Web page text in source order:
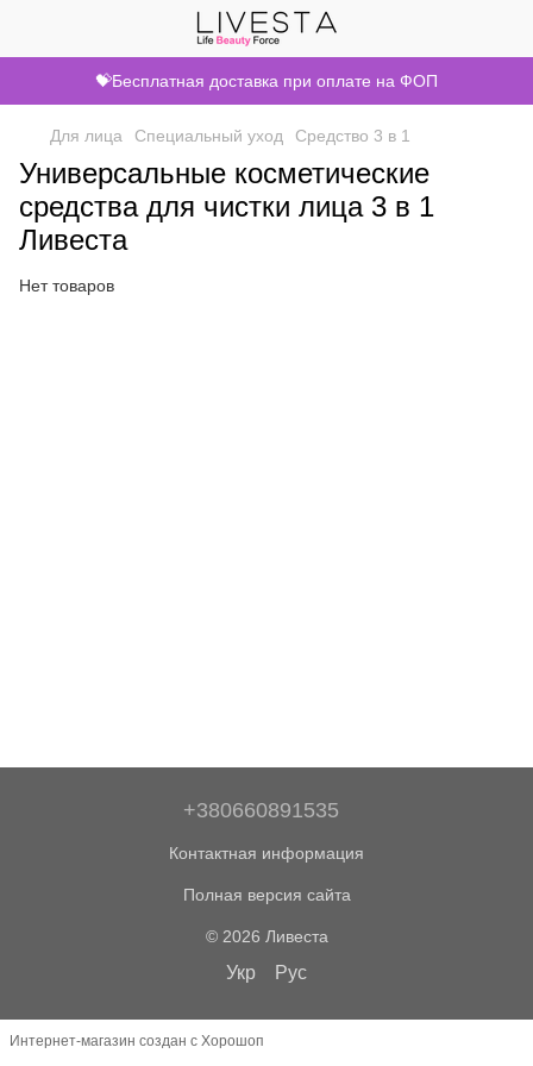
💝Бесплатная доставка при оплате на ФОП
Для лица Специальный уход Средство 3 в 1
Универсальные косметические
средства для чистки лица 3 в 1
Ливеста
Нет товаров
+380660891535
Контактная информация
Полная версия сайта
© 2026 Ливеста
Укр Рус
Интернет-магазин создан с Хорошоп